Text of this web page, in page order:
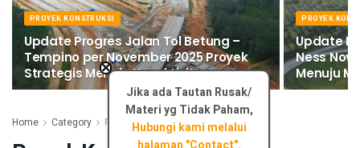
PROYEK KONSTRUKSI
Update Progres Jalan Tol Betung –
Tempino per November 2025 Proyek
Strategis Menuju Konektivitas.
PROYEK
Update
Ness
Menuju
Home Category Proyek Konstruksi
Jika ada Tautan Rusak/
Materi yg Tidak Paham,
Hubungi kami melalui
×